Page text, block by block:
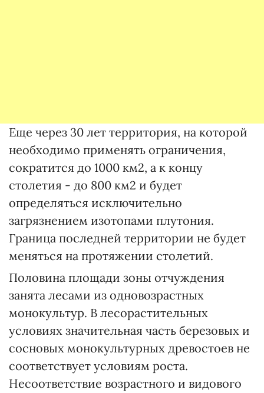
Еще через 30 лет территория, на которой
необходимо применять ограничения,
сократится до 1000 км2, а к концу
столетия - до 800 км2 и будет
определяться исключительно
загрязнением изотопами плутония.
Граница последней территории не будет
меняться на протяжении столетий.
Половина площади зоны отчуждения
занята лесами из одновозрастных
монокультур. В лесорастительных
условиях значительная часть березовых и
сосновых монокультурных древостоев не
соответствует условиям роста.
Несоответствие возрастного и видового